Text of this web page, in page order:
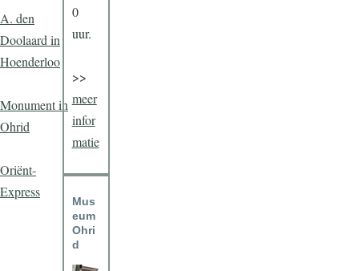
A. den
Doolaard in
Hoenderloo
Monument in
Ohrid
Oriënt-
Express
0
uur.
>>
meer
infor
matie
Mus
eum
Ohri
d